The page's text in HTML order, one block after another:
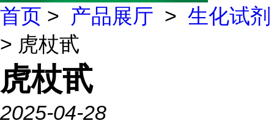
首页 > 产品展厅 > 生化试剂
> 虎杖甙
虎杖甙
2025-04-28